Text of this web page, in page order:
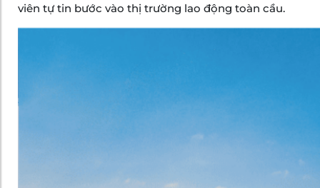
viên tự tin bước vào thị trường lao động toàn cầu.